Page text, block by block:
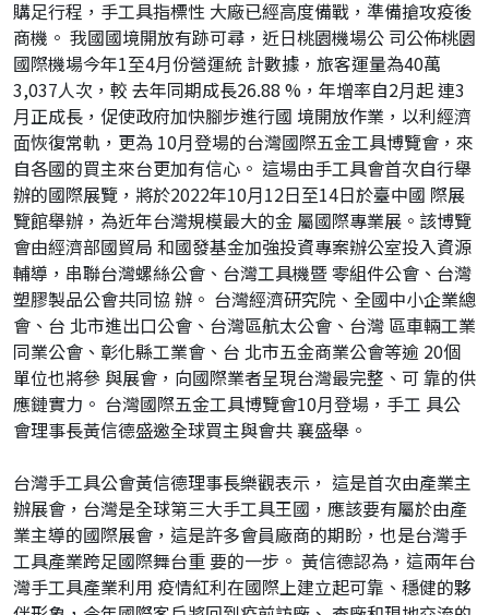
購⾜⾏程，⼿⼯具指標性 ⼤廠已經⾼度備戰，準備搶攻疫後
商機。 我國國境開放有跡可尋，近⽇桃園機場公 司公佈桃園
國際機場今年1⾄4⽉份營運統 計數據，旅客運量為40萬
3,037⼈次，較 去年同期成長26.88 %，年增率⾃2⽉起 連3
⽉正成長，促使政府加快腳步進⾏國 境開放作業，以利經濟
⾯恢復常軌，更為 10⽉登場的台灣國際五⾦⼯具博覽會，來
⾃各國的買主來台更加有信⼼。 這場由⼿⼯具會⾸次⾃⾏舉
辦的國際展覽，將於2022年10⽉12⽇⾄14⽇於臺中國 際展
覽館舉辦，為近年台灣規模最⼤的⾦ 屬國際專業展。該博覽
會由經濟部國貿局 和國發基⾦加強投資專案辦公室投入資源
輔導，串聯台灣螺絲公會、台灣⼯具機暨 零組件公會、台灣
塑膠製品公會共同協 辦。 台灣經濟研究院、全國中⼩企業總
會、台 北市進出⼝公會、台灣區航太公會、台灣 區⾞輛⼯業
同業公會、彰化縣⼯業會、台 北市五⾦商業公會等逾 20個
單位也將參 與展會，向國際業者呈現台灣最完整、可 靠的供
應鏈實⼒。 台灣國際五⾦⼯具博覽會10⽉登場，⼿⼯ 具公
會理事長黃信德盛邀全球買主與會共 襄盛舉。
台灣⼿⼯具公會黃信德理事長樂觀表⽰， 這是⾸次由產業主
辦展會，台灣是全球第三⼤⼿⼯具王國，應該要有屬於由產
業主導的國際展會，這是許多會員廠商的期盼，也是台灣⼿
⼯具產業跨⾜國際舞台重 要的⼀步。 黃信德認為，這兩年台
灣⼿⼯具產業利⽤ 疫情紅利在國際上建立起可靠、穩健的夥